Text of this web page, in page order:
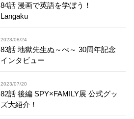
84話 漫画で英語を学ぼう！
Langaku
2023/08/24
83話 地獄先生ぬ～べ～ 30周年記念
インタビュー
2023/07/20
82話 後編 SPY×FAMILY展 公式グッ
ズ大紹介！